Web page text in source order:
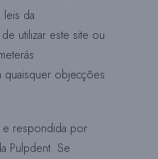
da
utilizar este site ou
quaisquer objecções
e respondida por
Pulpdent. Se